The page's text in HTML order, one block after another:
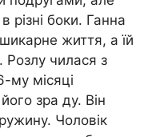
різні боки. Ганна
життя, а їй
Розлу чилася з
му місяці
зра ду. Він
Чоловік